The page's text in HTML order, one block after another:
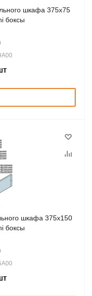
шкафа 375x75
боксы
шкафа 375x150
боксы